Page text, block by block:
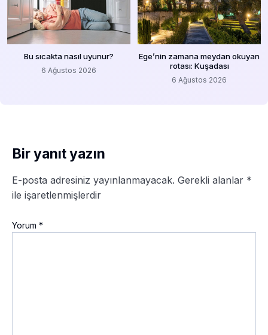
Bu sıcakta nasıl uyunur?
6 Ağustos 2026
Ege’nin zamana meydan okuyan
rotası: Kuşadası
6 Ağustos 2026
Bir yanıt yazın
E-posta adresiniz yayınlanmayacak. Gerekli alanlar *
ile işaretlenmişlerdir
Yorum *